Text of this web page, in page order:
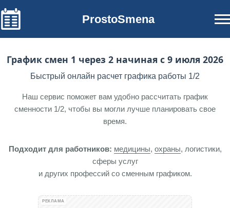
ProstoSmena
График смен 1 через 2 начиная с 9 июля 2026
Быстрый онлайн расчет графика работы 1/2
Наш сервис поможет вам удобно рассчитать график
сменности 1/2, чтобы вы могли лучше планировать свое
время.
Подходит для работников: медицины, охраны, логистики,
сферы услуг
и других профессий со сменным графиком.
РЕКЛАМА